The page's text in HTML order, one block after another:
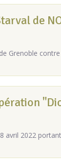
de
Grenoble
avril 2022